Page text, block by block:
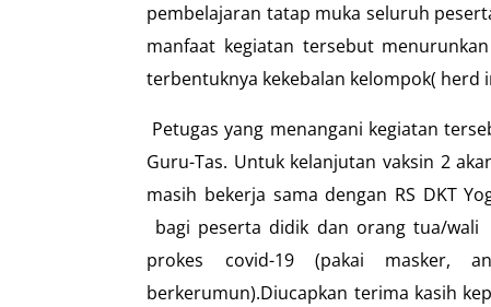
pembelajaran tatap muka seluruh
manfaat kegiatan tersebut
terbentuknya kekebalan kelompok(
Petugas yang menangani kegiatan
Guru-Tas. Untuk kelanjutan vaksin 2
masih bekerja sama dengan RS DKT
bagi peserta didik dan orang tua/
prokes covid-19 (pakai masker,
berkerumun).Diucapkan terima kasih